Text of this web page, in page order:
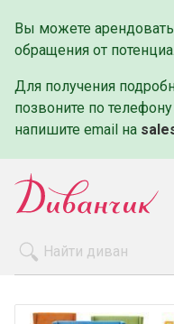
Вы можете арендовать
обращения от
Для получения
позвоните по телефону
напишите email на